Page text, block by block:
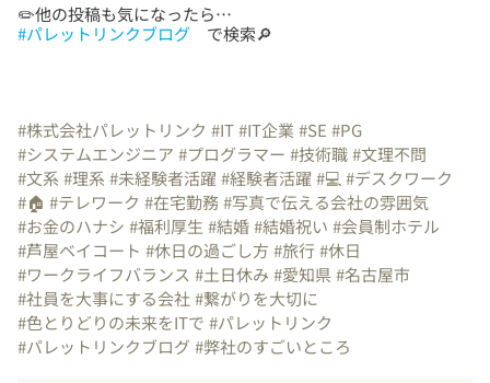
#パレットリンクブログ で検索🔎
#株式会社パレットリンク #IT#IT企業 #SE #PG
#システムエンジニア #プログラマー #技術職#文理不問
#文系 #理系 #未経験者活躍 #経験者活躍 #💻 #デスクワーク
#🏠 #テレワーク #在宅勤務#写真で伝える会社の雰囲気
#お金のハナシ #福利厚生 #結婚#結婚祝い #会員制ホテル
#芦屋ベイコート #休日の過ごし方#旅行#休日
#ワークライフバランス #土日休み #愛知県#名古屋市
#社員を大事にする会社#繋がりを大切に
#色とりどりの未来をITで #パレットリンク
#パレットリンクブログ #弊社のすごいところ